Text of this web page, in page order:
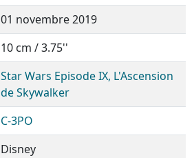
01 novembre 2019
10 cm / 3.75''
Star Wars Episode IX, L'Ascension
de Skywalker
C-3PO
Disney